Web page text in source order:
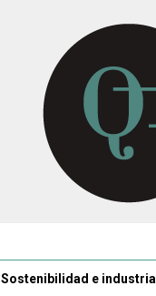
Sostenibilidad e industria